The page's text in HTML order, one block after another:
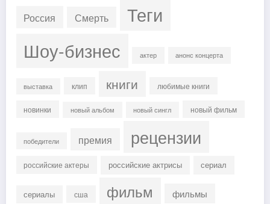
Россия Смерть Теги
Шоу-бизнес актер анонс концерта
выставка клип книги любимые книги
новинки новый альбом новый сингл новый фильм
победители премия рецензии
российские актеры российские актрисы сериал
сериалы сша фильм фильмы